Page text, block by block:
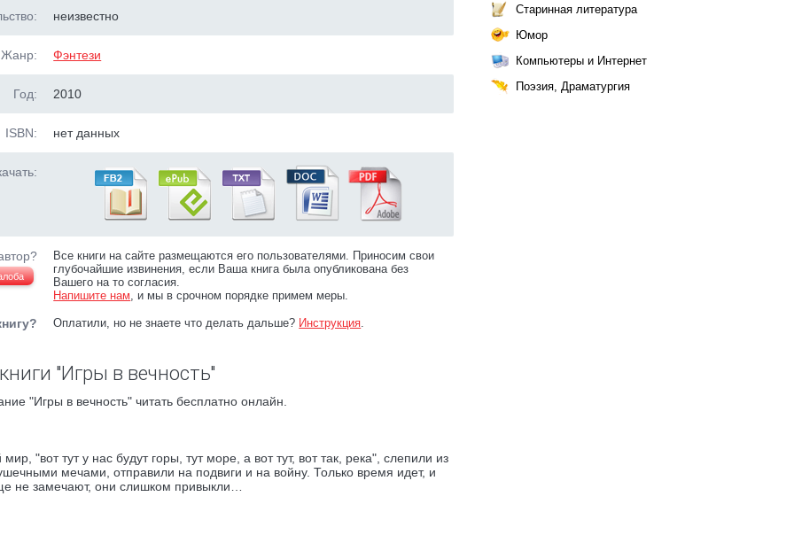
неизвестно
Жанр: Фэнтези
Год: 2010
ISBN: нет данных
Все книги на сайте размещаются его пользователями. Приносим свои
глубочайшие извинения, если Ваша книга была опубликована без
Вашего на то согласия.
Напишите нам, и мы в срочном порядке примем меры.
Оплатили, но не знаете что делать дальше? Инструкция.
"Игры в вечность"
"Игры в вечность" читать бесплатно онлайн.
"вот тут у нас будут горы, тут море, а вот тут, вот так, река", слепили из
мечами, отправили на подвиги и на войну. Только время идет, и
не замечают, они слишком привыкли…
Старинная литература
Юмор
Компьютеры и Интернет
Поэзия, Драматургия